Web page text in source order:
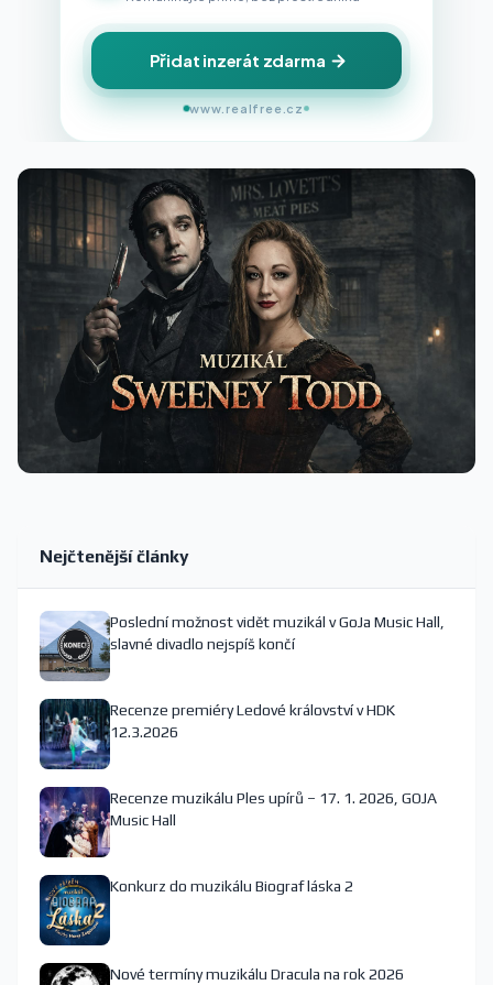
Přidat inzerát zdarma
www.realfree.cz
Nejčtenější články
Poslední možnost vidět muzikál v GoJa Music Hall,
slavné divadlo nejspíš končí
Recenze premiéry Ledové království v HDK
12.3.2026
Recenze muzikálu Ples upírů – 17. 1. 2026, GOJA
Music Hall
Konkurz do muzikálu Biograf láska 2
Nové termíny muzikálu Dracula na rok 2026